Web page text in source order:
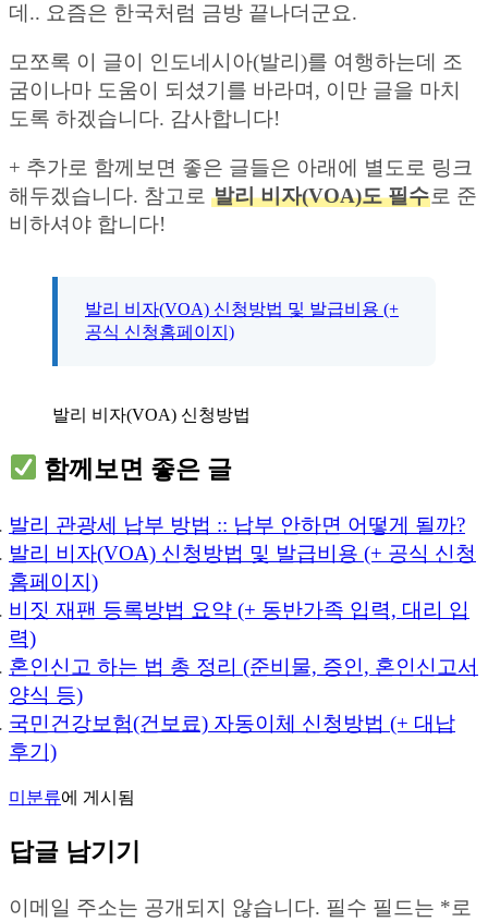
데.. 요즘은 한국처럼 금방 끝나더군요.
모쪼록 이 글이 인도네시아(발리)를 여행하는데 조
굼이나마 도움이 되셨기를 바라며, 이만 글을 마치
도록 하겠습니다. 감사합니다!
+ 추가로 함께보면 좋은 글들은 아래에 별도로 링크
해두겠습니다. 참고로 발리 비자(VOA)도 필수 로 준
비하셔야 합니다!
발리 비자(VOA) 신청방법 및 발급비용 (+
공식 신청홈페이지)
발리 비자(VOA) 신청방법
함께보면 좋은 글
발리 관광세 납부 방법 :: 납부 안하면 어떻게 될까?
발리 비자(VOA) 신청방법 및 발급비용 (+ 공식 신청
홈페이지)
비짓 재팬 등록방법 요약 (+ 동반가족 입력, 대리 입
력)
혼인신고 하는 법 총 정리 (준비물, 증인, 혼인신고서
양식 등)
국민건강보험(건보료) 자동이체 신청방법 (+ 대납
후기)
미분류에 게시됨
답글 남기기
이메일 주소는 공개되지 않습니다. 필수 필드는 *로